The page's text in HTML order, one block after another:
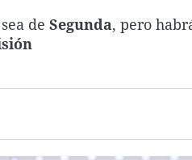
de Segunda, pero